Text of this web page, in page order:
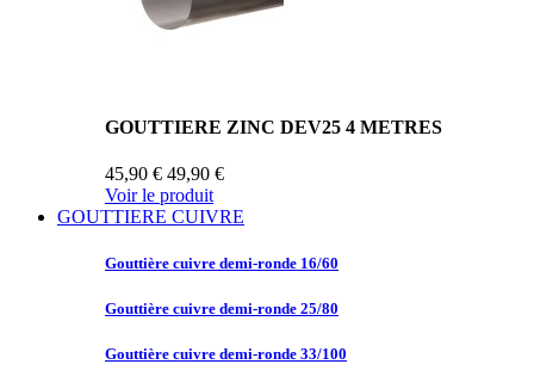
GOUTTIERE ZINC DEV25 4 METRES
45,90 € 49,90 €
Voir le produit
GOUTTIERE CUIVRE
Gouttière cuivre demi-ronde 16/60
Gouttière cuivre demi-ronde 25/80
Gouttière cuivre demi-ronde 33/100